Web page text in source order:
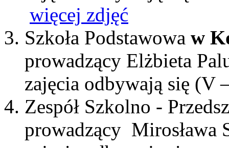
więcej zdjęć
Szkoła Podstawowa w
prowadzący Elżbieta
zajęcia odbywają się (V
Zespół Szkolno -
prowadzący Mirosława